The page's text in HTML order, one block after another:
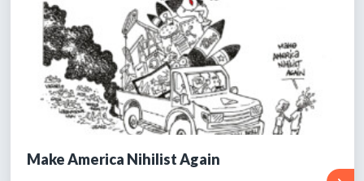
Make America Nihilist Again